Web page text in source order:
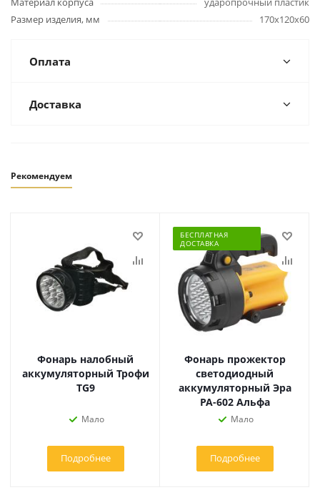
Размер изделия, мм
170х120х60
Оплата
Доставка
Рекомендуем
Фонарь налобный
аккумуляторный Трофи
TG9
Мало
Подробнее
БЕСПЛАТНАЯ
ДОСТАВКА
Фонарь прожектор
светодиодный
аккумуляторный Эра
PA-602 Альфа
Мало
Подробнее